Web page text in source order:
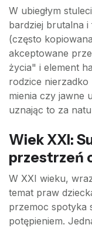
W ubiegłym
bardziej brutalna
(często
akceptowane
życia" i element
rodzice
mienia czy jawne
uznając to za
Wiek XXI:
przestrzeń
W XXI wieku,
temat praw
przemoc spotyka
potępieniem.